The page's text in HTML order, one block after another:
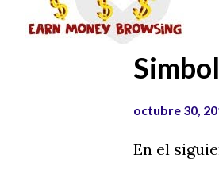
s
octubre 30,
En el